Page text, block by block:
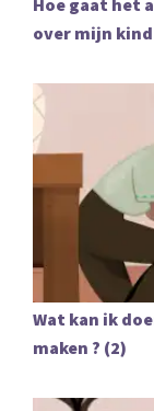
Hoe gaat het
over mijn kind
Wat kan ik
maken ? (2)